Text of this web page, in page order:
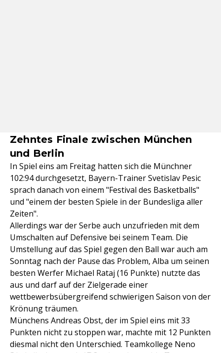
Zehntes Finale zwischen München
und Berlin
In Spiel eins am Freitag hatten sich die Münchner
102:94 durchgesetzt, Bayern-Trainer Svetislav Pesic
sprach danach von einem "Festival des Basketballs"
und "einem der besten Spiele in der Bundesliga aller
Zeiten".
Allerdings war der Serbe auch unzufrieden mit dem
Umschalten auf Defensive bei seinem Team. Die
Umstellung auf das Spiel gegen den Ball war auch am
Sonntag nach der Pause das Problem, Alba um seinen
besten Werfer Michael Rataj (16 Punkte) nutzte das
aus und darf auf der Zielgerade einer
wettbewerbsübergreifend schwierigen Saison von der
Krönung träumen.
Münchens Andreas Obst, der im Spiel eins mit 33
Punkten nicht zu stoppen war, machte mit 12 Punkten
diesmal nicht den Unterschied. Teamkollege Neno